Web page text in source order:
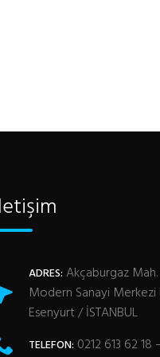
ADRES: Akçaburgaz
Modern Sanayi
Esenyurt / İSTANBUL
TELEFON: 0212 613 62 18